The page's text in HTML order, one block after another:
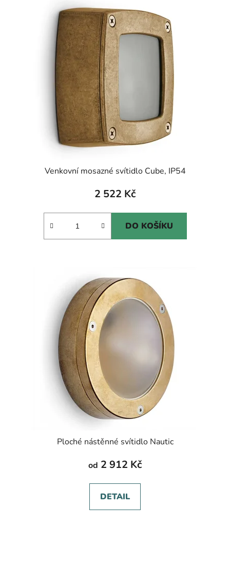
Venkovní mosazné svítidlo Cube, IP54
2 522 Kč
DO KOŠÍKU
Ploché nástěnné svítidlo Nautic
od 2 912 Kč
DETAIL